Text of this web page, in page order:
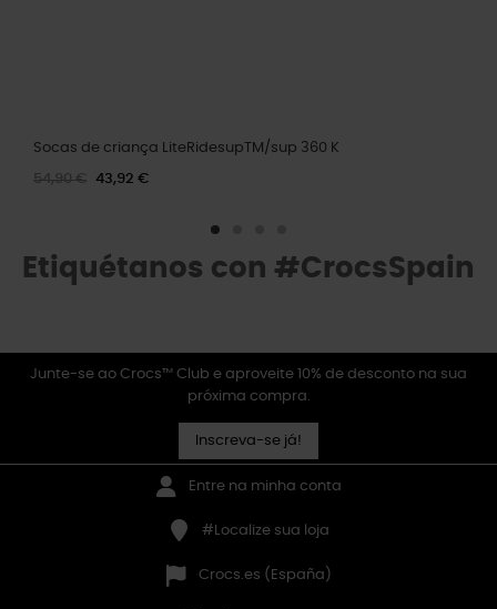
Socas de criança LiteRidesupTM/sup 360 K
54,90 € 43,92 €
Etiquétanos con #CrocsSpain
Junte-se ao Crocs™ Club e aproveite 10% de desconto na sua
próxima compra.
Inscreva-se já!
Entre na minha conta
#Localize sua loja
Crocs.es (España)